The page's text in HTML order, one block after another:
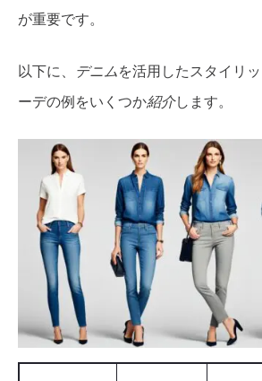
が重要です。
以下に、 デニムを活用したスタイリ
ーデの例をいくつか紹介します。